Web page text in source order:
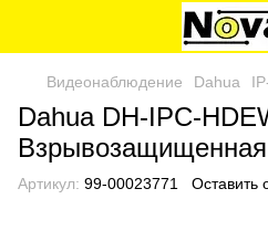
Видеонаблюдение Dahua
Dahua DH-IPC-
Артикул: 99-00023771 Оставить